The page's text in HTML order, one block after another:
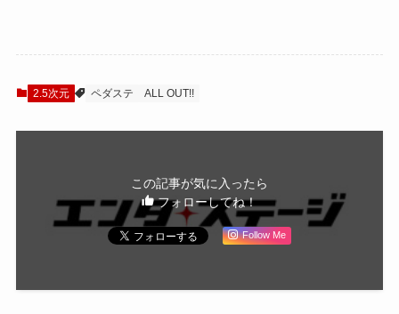
明らかに
2.5次元 ペダステ ALL OUT!!
この記事が気に入ったら
フォローしてね！
Follow Me